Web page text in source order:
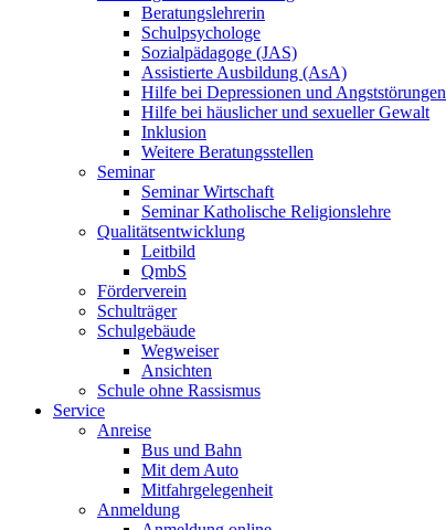
Beratungslehrerin
Schulpsychologe
Sozialpädagoge (JAS)
Assistierte Ausbildung (AsA)
Hilfe bei Depressionen und Angststörungen
Hilfe bei häuslicher und sexueller Gewalt
Inklusion
Weitere Beratungsstellen
Seminar
Seminar Wirtschaft
Seminar Katholische Religionslehre
Qualitätsentwicklung
Leitbild
QmbS
Förderverein
Schulträger
Schulgebäude
Wegweiser
Ansichten
Schule ohne Rassismus
Service
Anreise
Bus und Bahn
Mit dem Auto
Mitfahrgelegenheit
Anmeldung